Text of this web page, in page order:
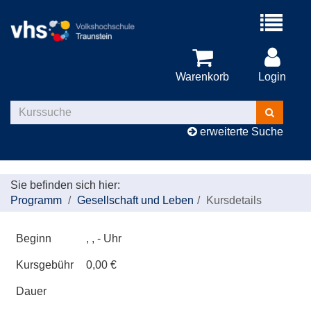
Menü
Warenkorb Login
Kurse
suchen
erweiterte Suche
Sie befinden sich hier:
Programm
Gesellschaft und Leben Kursdetails
Beginn , , - Uhr
Kursgebühr 0,00 €
Dauer